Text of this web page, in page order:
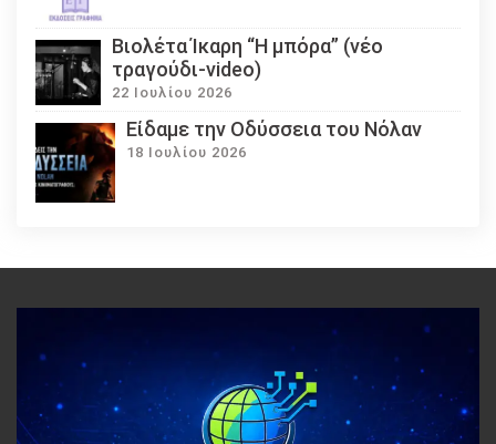
Βιολέτα Ίκαρη “Η μπόρα” (νέο
τραγούδι-video)
22 Ιουλίου 2026
Eίδαμε την Οδύσσεια του Νόλαν
18 Ιουλίου 2026